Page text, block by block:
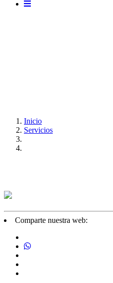
Inicio
Servicios
Comparte nuestra web: